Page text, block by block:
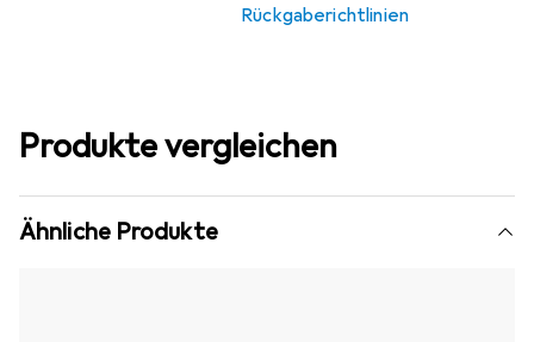
Rückgaberichtlinien
Produkte vergleichen
Ähnliche Produkte